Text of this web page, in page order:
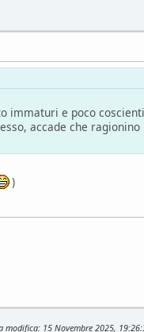
immaturi e poco
accade che
)
modifica: 15 Novembre 2025,